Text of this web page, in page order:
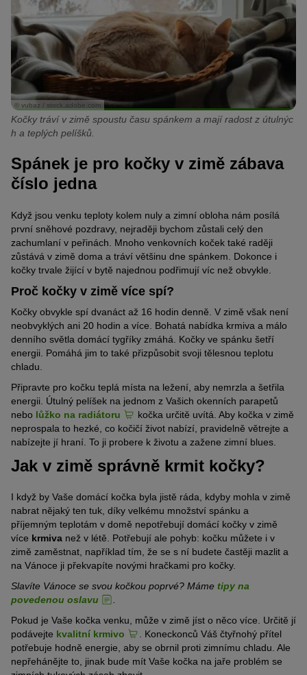
© vubaz / stock.adobe.com
Kočky tráví v zimě spoustu času spánkem a mají radost z útulnýc
h a teplých pelíšků.
Spánek je pro kočky v zimě zábava
číslo jedna
Když jsou venku teploty kolem nuly a zimní obloha nám posílá
první sněhové pozdravy, nejraději bychom zůstali celý den
zachumlaní v peřinách. Mnoho venkovních koček také raději
zůstává v zimě doma a tráví většinu dne spánkem. Dokonce i
kočky trvale žijící v bytě najednou podřimují víc než obvykle.
Proč kočky v zimě více spí?
Kočky obvykle spí dvanáct až 16 hodin denně. V zimě však není
neobvyklých ani 20 hodin a více. Bohatá nabídka krmiva a málo
denního světla domácí tygříky zmáhá. Kočky ve spánku šetří
energii. Pomáhá jim to také přizpůsobit svoji tělesnou teplotu
chladu.
Připravte pro kočku teplá místa na ležení, aby nemrzla a šetřila
energii. Útulný pelíšek na jednom z Vašich okenních parapetů
nebo lůžko na radiátoru
kočka určitě uvítá. Aby kočka v zimě
neprospala to hezké, co kočičí život nabízí, pravidelně větrejte a
nabízejte jí hraní. To ji probere k životu a zažene zimní blues.
Jak v zimě správně krmit kočky?
I když by Vaše domácí kočka byla jistě ráda, kdyby mohla v zimě
nabrat nějaký ten tuk, díky velkému množství spánku a
příjemným teplotám v domě nepotřebují domácí kočky v zimě
více krmiva než v létě. Potřebují ale pohyb: kočku můžete i v
zimě zaměstnat, například tím, že se s ní budete častěji mazlit a
na Vánoce ji překvapíte novými hračkami pro kočky.
Slavíte Vánoce se svou kočkou poprvé? Máme tipy na
povedenou oslavu
.
Pokud je Vaše kočka venku, může v zimě jíst o něco více. Určitě jí
podávejte kvalitní krmivo
. Koneckonců Váš čtyřnohý přítel
potřebuje hodně energie, aby se obrnil proti zimnímu chladu. Ale
nepřehánějte to, jinak bude mít Vaše kočka na jaře problém se